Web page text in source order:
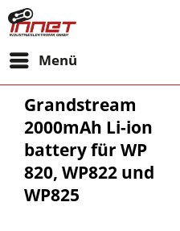
Menü
Grandstream
2000mAh Li-ion
battery für WP
820, WP822 und
WP825